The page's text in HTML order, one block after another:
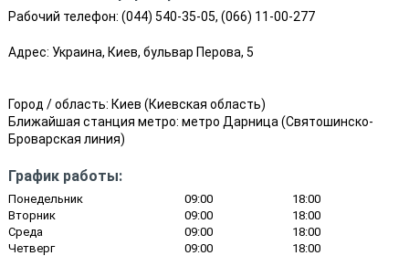
Рабочий телефон: (044) 540-35-05, (066) 11-00-277
Адрес: Украина, Киев, бульвар Перова, 5
Город / область: Киев (Киевская область)
Ближайшая станция метро: метро Дарница (Святошинско-
Броварская линия)
График работы:
Понедельник 09:00
18:00
Вторник
09:00
18:00
Среда
09:00
18:00
Четверг
09:00
18:00